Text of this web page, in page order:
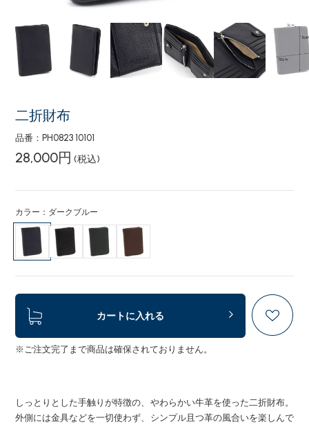
二折財布
品番：PH0823 10101
28,000円 (税込)
カラー：ダークブルー
カートに入れる
※ご注文完了まで商品は確保されておりません。
しっとりとした手触りが特徴の、やわらかい牛革を使った二折財布。
外側には金具などを一切使わず、シンプル且つ革の風合いを楽しんで